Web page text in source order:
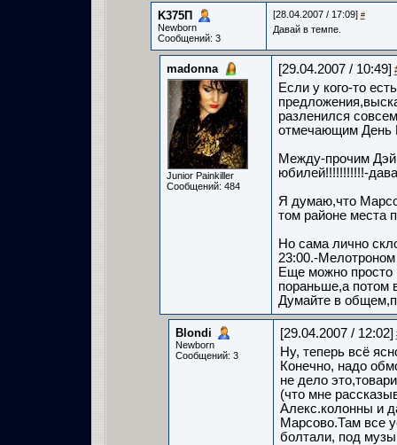
K375П­
Newborn
Сообщений: 3
[28.04.2007 / 17:09] #
Давай в темпе.
madonna
Junior Painkiller
Сообщений: 484
[29.04.2007 / 10:49]
Если у кого-то
разленился
отмечающим День
Между-прочим
юбилей!!!!!!!!!!!-
Я думаю,что
том районе места
Но сама лично
23:00.-
Еще можно просто
пораньше,а потом
Думайте в
Blondi­
Newborn
Сообщений: 3
[29.04.2007 / 12:02]
Ну, теперь всё
Конечно, надо
не дело
(что мне
Алекс.колонны и
Марсово.Там все
болтали, под